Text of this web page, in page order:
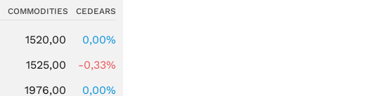
COMMODITIES CEDEARS
1520,00
0,00%
1525,00
-0,33%
1976,00
0,00%